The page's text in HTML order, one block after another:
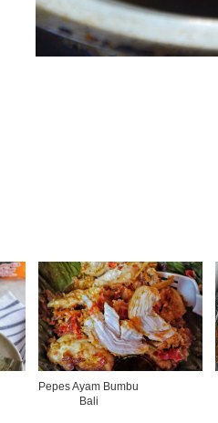
Pepes Ayam Bumbu
Bali